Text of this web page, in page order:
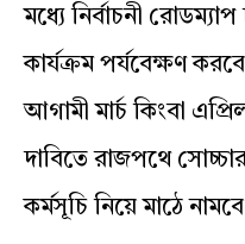
মধ্যে নির্বাচনী
কার্যক্রম পর্যবেক্ষণ
আগামী মার্চ কিংবা
দাবিতে রাজপথে
কর্মসূচি নিয়ে মাঠে